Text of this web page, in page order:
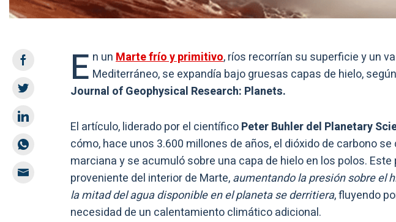
E n unMarte frío y primitivo, ríos recorrían su superficie y un
Mediterráneo, se expandía bajo gruesas capas de hielo,
Journal of Geophysical Research: Planets.
El artículo, liderado por el científicoPeter Buhler del Planetary
cómo, hace unos 3.600 millones de años, el dióxido de carbono
marciana y se acumuló sobre una capa de hielo en los polos.
proveniente del interior de Marte,aumentando la presión sobre el
la mitad del agua disponible en el planeta se derritiera, fluyendo
necesidad de un calentamiento climático adicional.